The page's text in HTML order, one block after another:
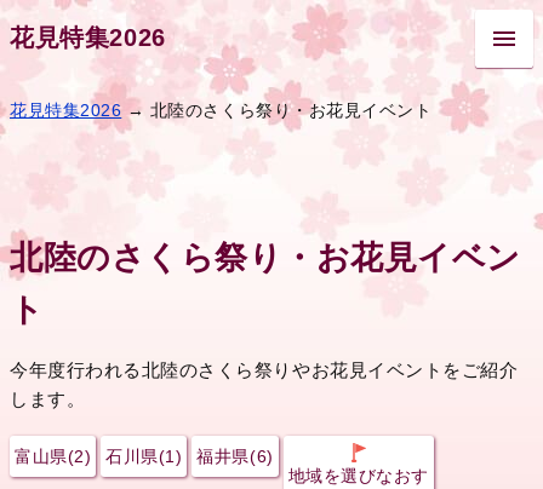
花見特集2026
花見特集2026 → 北陸のさくら祭り・お花見イベント
北陸のさくら祭り・お花見イベン
ト
今年度行われる北陸のさくら祭りやお花見イベントをご紹介
します。
富山県(2) 石川県(1)
福井県(6)
地域を選びなおす